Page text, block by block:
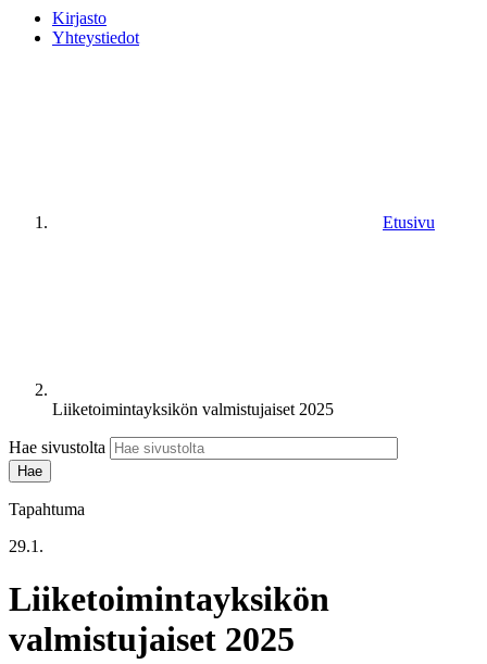
Kirjasto
Yhteystiedot
Etusivu
Liiketoimintayksikön valmistujaiset 2025
Hae sivustolta
Tapahtuma
29.1.
Liiketoimintayksikön
valmistujaiset 2025